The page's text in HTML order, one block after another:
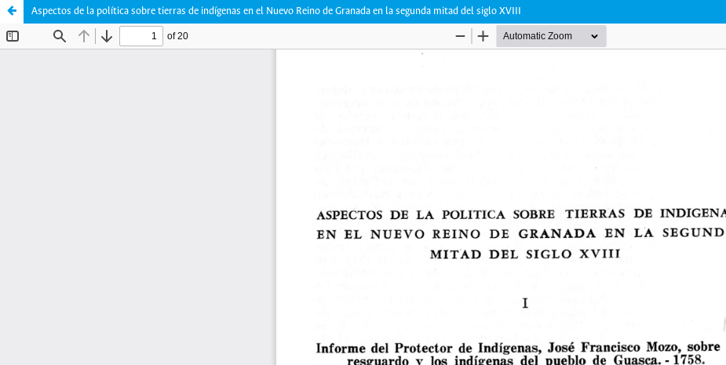
Aspectos de la política sobre tierras de indígenas en el Nuevo Reino de Granada en la segunda mitad del siglo XVIII